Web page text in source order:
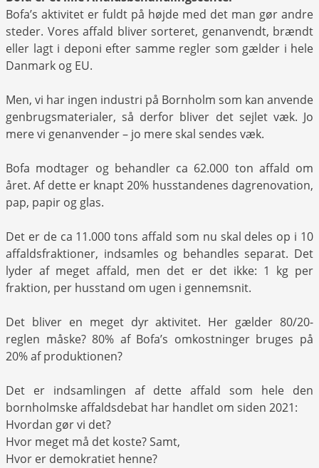
Bofa’s aktivitet er fuldt på højde med det man gør andre
steder. Vores affald bliver sorteret, genanvendt, brændt
eller lagt i deponi efter samme regler som gælder i hele
Danmark og EU.
Men, vi har ingen industri på Bornholm som kan anvende
genbrugsmaterialer, så derfor bliver det sejlet væk. Jo
mere vi genanvender – jo mere skal sendes væk.
Bofa modtager og behandler ca 62.000 ton affald om
året. Af dette er knapt 20% husstandenes dagrenovation,
pap, papir og glas.
Det er de ca 11.000 tons affald som nu skal deles op i 10
affaldsfraktioner, indsamles og behandles separat. Det
lyder af meget affald, men det er det ikke: 1 kg per
fraktion, per husstand om ugen i gennemsnit.
Det bliver en meget dyr aktivitet. Her gælder 80/20-
reglen måske? 80% af Bofa’s omkostninger bruges på
20% af produktionen?
Det er indsamlingen af dette affald som hele den
bornholmske affaldsdebat har handlet om siden 2021:
Hvordan gør vi det?
Hvor meget må det koste? Samt,
Hvor er demokratiet henne?